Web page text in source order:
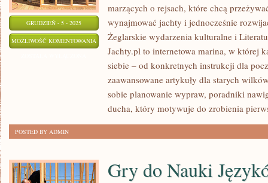
GRUDZIEŃ - 5 - 2025
MOŻLIWOŚĆ KOMENTOWANIA ŻEGLARSKA
MODA
marzących o rejsach, które chcą
wynajmować jachty i jednocześnie
Żeglarskie wydarzenia kulturalne i
Jachty.pl to internetowa marina, w której
siebie – od konkretnych instrukcji dla
zaawansowane artykuły dla starych
sobie planowanie wypraw, poradniki
ducha, który motywuje do zrobienia
POSTED BY ADMIN
Gry do Nauki